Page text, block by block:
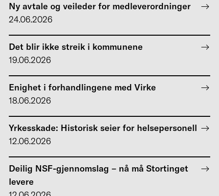
Ny avtale og veileder for medleverordninger
24.06.2026
Det blir ikke streik i kommunene
19.06.2026
Enighet i forhandlingene med Virke
18.06.2026
Yrkesskade: Historisk seier for helsepersonell
12.06.2026
Deilig NSF-gjennomslag – nå må Stortinget
levere